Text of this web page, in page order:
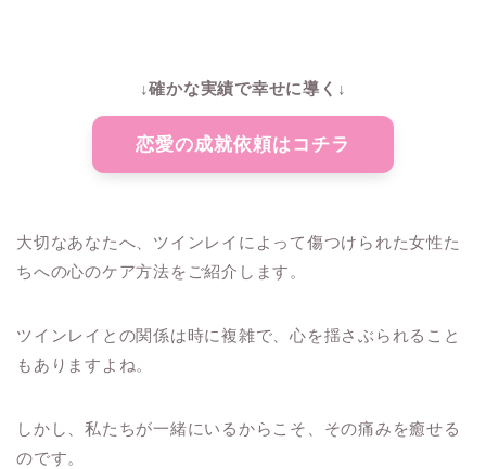
↓確かな実績で幸せに導く↓
恋愛の成就依頼はコチラ
大切なあなたへ、ツインレイによって傷つけられた女性た
ちへの心のケア方法をご紹介します。
ツインレイとの関係は時に複雑で、心を揺さぶられること
もありますよね。
しかし、私たちが一緒にいるからこそ、その痛みを癒せる
のです。